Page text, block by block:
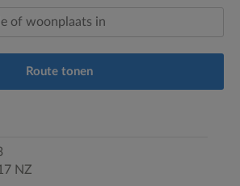
Route tonen
NZ